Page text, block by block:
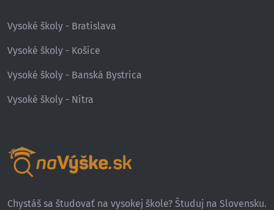
Vysoké školy - Bratislava
Vysoké školy - Košice
Vysoké školy - Banská Bystrica
Vysoké školy - Nitra
Chystáš sa študovať na vysokej škole? Študuj na Slovensku.